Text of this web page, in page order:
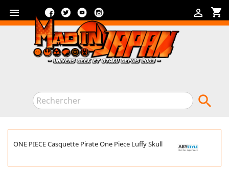
 shopping_cart

FacebookTwitterYouTube

ONE PIECE Casquette Pirate One Piece Luffy Skull